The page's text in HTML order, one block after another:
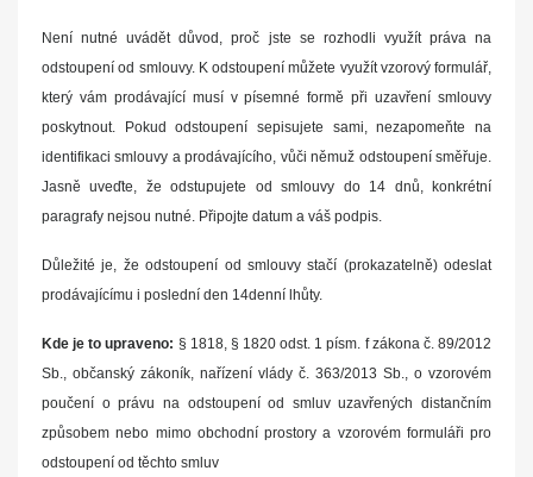
Není nutné uvádět důvod, proč jste se rozhodli využít práva na
odstoupení od smlouvy. K odstoupení můžete využít vzorový formulář,
který vám prodávající musí v písemné formě při uzavření smlouvy
poskytnout. Pokud odstoupení sepisujete sami, nezapomeňte na
identifikaci smlouvy a prodávajícího, vůči němuž odstoupení směřuje.
Jasně uveďte, že odstupujete od smlouvy do 14 dnů, konkrétní
paragrafy nejsou nutné. Připojte datum a váš podpis.
Důležité je, že odstoupení od smlouvy stačí (prokazatelně) odeslat
prodávajícímu i poslední den 14denní lhůty.
Kde je to upraveno: § 1818, § 1820 odst. 1 písm. f zákona č. 89/2012
Sb., občanský zákoník, nařízení vlády č. 363/2013 Sb., o vzorovém
poučení o právu na odstoupení od smluv uzavřených distančním
způsobem nebo mimo obchodní prostory a vzorovém formuláři pro
odstoupení od těchto smluv